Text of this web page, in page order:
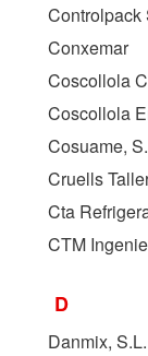
Controlpack
Conxemar
Coscollola
Coscollola
Cosuame,
Cruells
Cta
CTM
D
Danmix, S.L.